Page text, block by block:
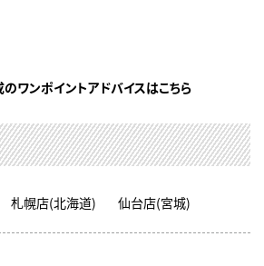
ワンポイントアドバイスはこちら
札幌店(北海道) 仙台店(宮城)